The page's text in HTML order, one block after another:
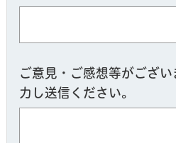
ご意見・ご感想等がござ
力し送信ください。